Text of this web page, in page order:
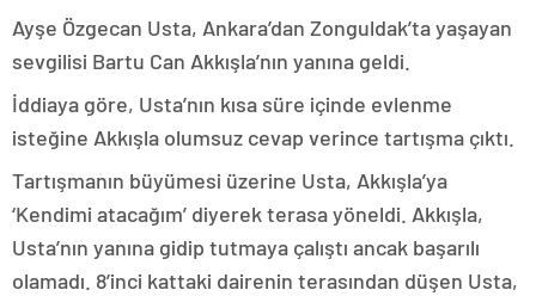
Ayşe Özgecan Usta, Ankara’dan Zonguldak’ta yaşayan
sevgilisi Bartu Can Akkışla’nın yanına geldi.
İddiaya göre, Usta’nın kısa süre içinde evlenme
isteğine Akkışla olumsuz cevap verince tartışma çıktı.
Tartışmanın büyümesi üzerine Usta, Akkışla’ya
‘Kendimi atacağım’ diyerek terasa yöneldi. Akkışla,
Usta’nın yanına gidip tutmaya çalıştı ancak başarılı
olamadı. 8’inci kattaki dairenin terasından düşen Usta,